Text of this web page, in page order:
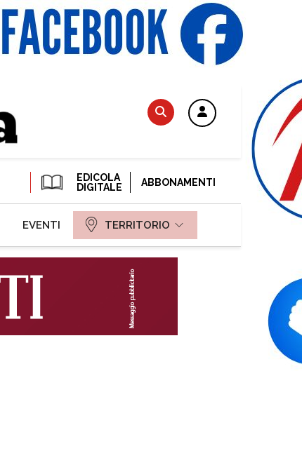
EDICOLA
DIGITALE
ABBONAMENTI
EVENTI TERRITORIO